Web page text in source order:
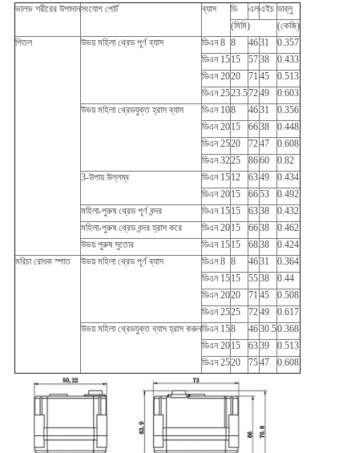
ভালভ শরীরের উপাদানসংযোগ পোর্ট ব্যাস ডি এলএইচ ডাব্লু
(মিমি)
(কেজি)
পিতল
উভয় মহিলা থ্রেড পূর্ণ ব্যাস ডিএন 8 8 4631
0.357
ডিএন 1515 5738
0.433
ডিএন 2020 71 45
0.513
ডিএন 2523.57249
0.603
উভয় মহিলা থ্রেডযুক্ত হ্রাস ব্যাস
ডিএন 108 4631
0.356
ডিএন 2015 6638
0.448
ডিএন 2520 7247
0.608
ডিএন 3225 8660
0.82
3-উপায় উল্লম্ব
ডিএন 1512 6349
0.434
ডিএন 2015 6653
0.492
মহিলা-পুরুষ থ্রেড পূর্ণ বন্দর
ডিএন 1515 6338
0.432
মহিলা-পুরুষ থ্রেড বন্দর হ্রাস করে
ডিএন 2015 6638
0.462
উভয় পুরুষ সুতোর
ডিএন 1515 6838
0.424
মরিচা রোধক স্পাত
উভয় মহিলা থ্রেড পূর্ণ ব্যাস ডিএন 8 8 4631
0.364
ডিএন 1515 5538
0.44
ডিএন 2020 71 45
0.508
ডিএন 2525 7249
0.617
উভয় মহিলা থ্রেডযুক্ত ব্যাস হ্রাস করুনডিএন 158 4630.50.368
ডিএন 2015 6339
0.513
ডিএন 2520 7547 0.608